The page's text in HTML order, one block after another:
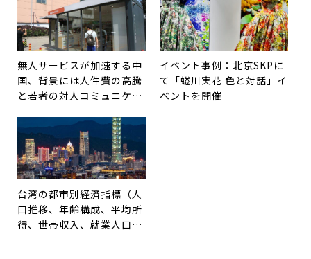
無人サービスが加速する中
国、背景には人件費の高騰
と若者の対人コミュニケー
イベント事例：北京SKPに
て「蜷川実花 色と対話」イ
ベントを開催
台湾の都市別経済指標（人
口推移、年齢構成、平均所
得、世帯収入、就業人口な